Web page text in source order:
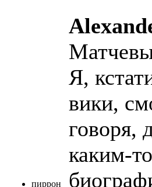
пиррон
Я,
вики,
говоря,
каким-